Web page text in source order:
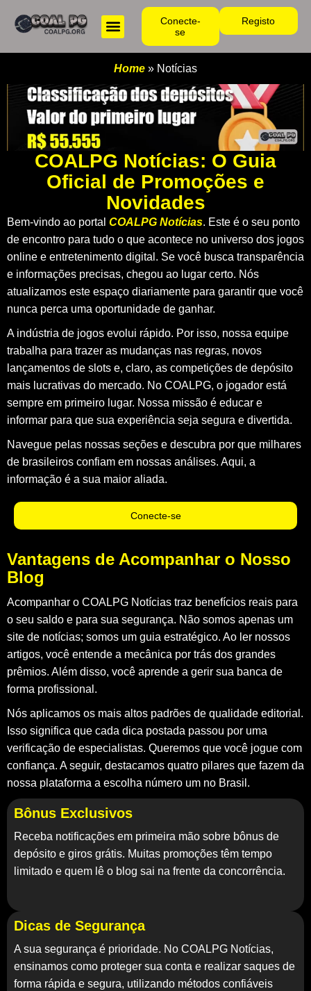
Conecte-
se
Registo
Home » Notícias
COALPG Notícias: O Guia
Oficial de Promoções e
Novidades
Bem-vindo ao portal COALPG Notícias. Este é o seu ponto
de encontro para tudo o que acontece no universo dos jogos
online e entretenimento digital. Se você busca transparência
e informações precisas, chegou ao lugar certo. Nós
atualizamos este espaço diariamente para garantir que você
nunca perca uma oportunidade de ganhar.
A indústria de jogos evolui rápido. Por isso, nossa equipe
trabalha para trazer as mudanças nas regras, novos
lançamentos de slots e, claro, as competições de depósito
mais lucrativas do mercado. No COALPG, o jogador está
sempre em primeiro lugar. Nossa missão é educar e
informar para que sua experiência seja segura e divertida.
Navegue pelas nossas seções e descubra por que milhares
de brasileiros confiam em nossas análises. Aqui, a
informação é a sua maior aliada.
Conecte-se
Vantagens de Acompanhar o Nosso
Blog
Acompanhar o COALPG Notícias traz benefícios reais para
o seu saldo e para sua segurança. Não somos apenas um
site de notícias; somos um guia estratégico. Ao ler nossos
artigos, você entende a mecânica por trás dos grandes
prêmios. Além disso, você aprende a gerir sua banca de
forma profissional.
Nós aplicamos os mais altos padrões de qualidade editorial.
Isso significa que cada dica postada passou por uma
verificação de especialistas. Queremos que você jogue com
confiança. A seguir, destacamos quatro pilares que fazem da
nossa plataforma a escolha número um no Brasil.
Bônus Exclusivos
Receba notificações em primeira mão sobre bônus de
depósito e giros grátis. Muitas promoções têm tempo
limitado e quem lê o blog sai na frente da concorrência.
Dicas de Segurança
A sua segurança é prioridade. No COALPG Notícias,
ensinamos como proteger sua conta e realizar saques de
forma rápida e segura, utilizando métodos confiáveis